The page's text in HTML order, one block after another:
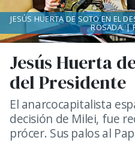
Jesús Huerta
del Presidente
El anarcocapitalista
decisión de Milei, fue
prócer. Sus palos al
JESÚS HUERTA DE SOTO EN EL
ROSADA. |